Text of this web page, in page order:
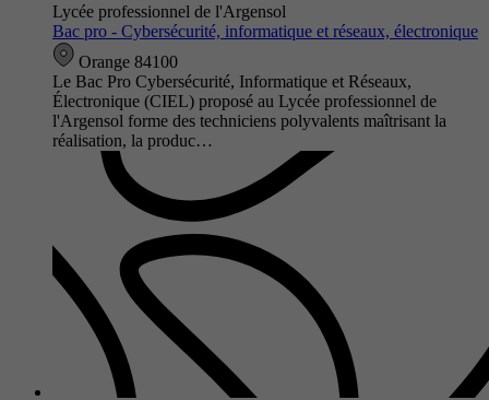
Lycée professionnel de l'Argensol
Bac pro - Cybersécurité, informatique et réseaux, électronique
Orange 84100
Le Bac Pro Cybersécurité, Informatique et Réseaux,
Électronique (CIEL) proposé au Lycée professionnel de
l'Argensol forme des techniciens polyvalents maîtrisant la
réalisation, la produc…